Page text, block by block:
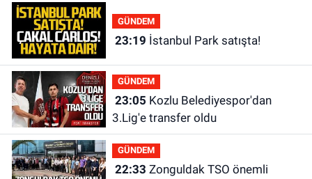
GÜNDEM
23:19 İstanbul Park satışta!
GÜNDEM
23:05
3.Lig'e transfer oldu
GÜNDEM
22:33